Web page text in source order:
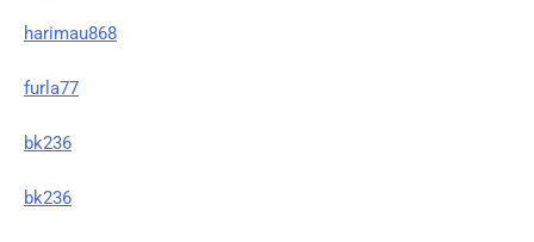
harimau868
furla77
bk236
bk236